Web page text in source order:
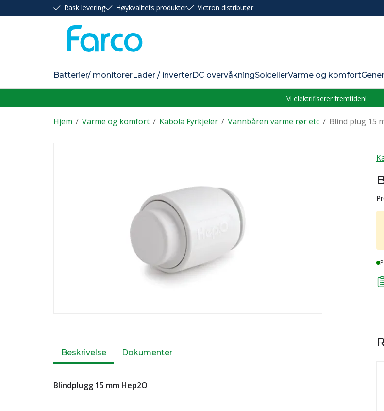
Rask levering Høykvalitets produkter Victron distributør
Batterier/ monitorerLader / inverterDC overvåkningSolcellerVarme og komfort
Vi elektrifiserer fremtiden!
/
Hjem /
Varme og komfort /
Kabola Fyrkjeler /
Vannbåren varme rør etc Blind plug 15
Beskrivelse Dokumenter
Blindplugg 15 mm Hep2O